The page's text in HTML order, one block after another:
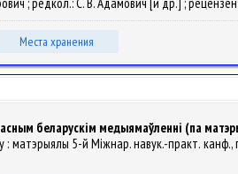
Места хранения
беларускім медыямаўленні (па
: матэрыялы 5-й Міжнар. навук.-практ.